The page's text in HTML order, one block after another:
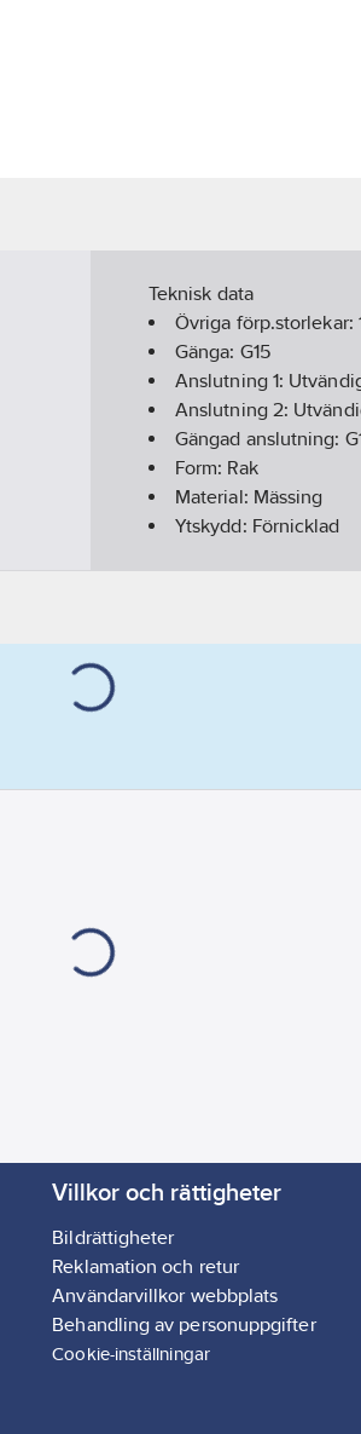
Teknisk data
Övriga förp.storlekar:
Gänga: G15
Anslutning 1:
Anslutning 2:
Gängad anslutning:
Form: Rak
Material: Mässing
Ytskydd: Förnicklad
Villkor och rättigheter
Bildrättigheter
Reklamation och retur
Användarvillkor webbplats
Behandling av personuppgifter
Cookie-inställningar